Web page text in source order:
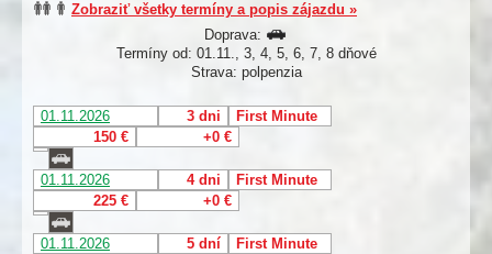
Zobraziť všetky termíny a popis zájazdu »
Doprava:
Termíny od: 01.11., 3, 4, 5, 6, 7, 8 dňové
Strava: polpenzia
01.11.2026 3 dni
First Minute
150 €
+0 €
01.11.2026 4 dni
First Minute
225 €
+0 €
01.11.2026 5 dní
First Minute